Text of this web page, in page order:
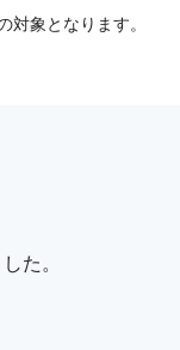
象となります。
た。